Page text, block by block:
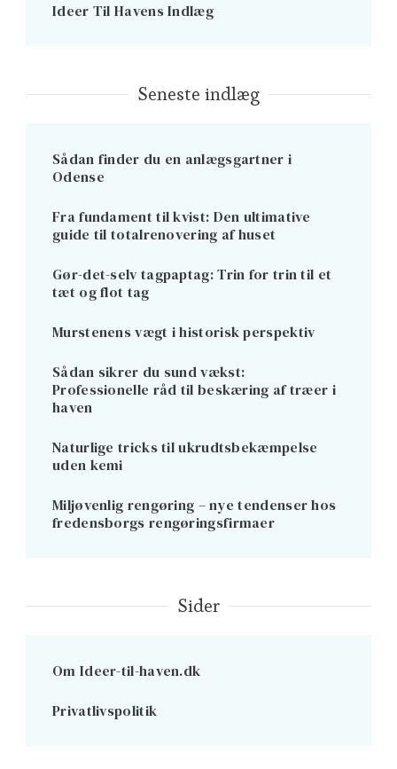
Ideer Til Havens Indlæg
Seneste indlæg
Sådan finder du en anlægsgartner i
Odense
Fra fundament til kvist: Den ultimative
guide til totalrenovering af huset
Gør-det-selv tagpaptag: Trin for trin til et
tæt og flot tag
Murstenens vægt i historisk perspektiv
Sådan sikrer du sund vækst:
Professionelle råd til beskæring af træer i
haven
Naturlige tricks til ukrudtsbekæmpelse
uden kemi
Miljøvenlig rengøring – nye tendenser hos
fredensborgs rengøringsfirmaer
Sider
Om Ideer-til-haven.dk
Privatlivspolitik